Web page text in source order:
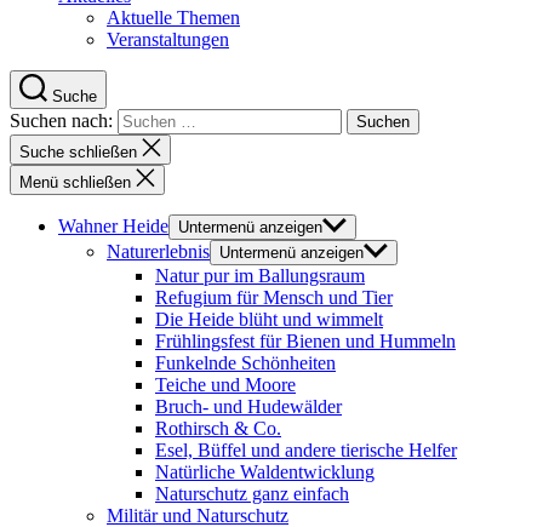
Aktuelle Themen
Veranstaltungen
Suche
Suchen nach:
Suche schließen
Menü schließen
Wahner Heide Untermenü anzeigen
Naturerlebnis Untermenü anzeigen
Natur pur im Ballungsraum
Refugium für Mensch und Tier
Die Heide blüht und wimmelt
Frühlingsfest für Bienen und Hummeln
Funkelnde Schönheiten
Teiche und Moore
Bruch- und Hudewälder
Rothirsch & Co.
Esel, Büffel und andere tierische Helfer
Natürliche Waldentwicklung
Naturschutz ganz einfach
Militär und Naturschutz